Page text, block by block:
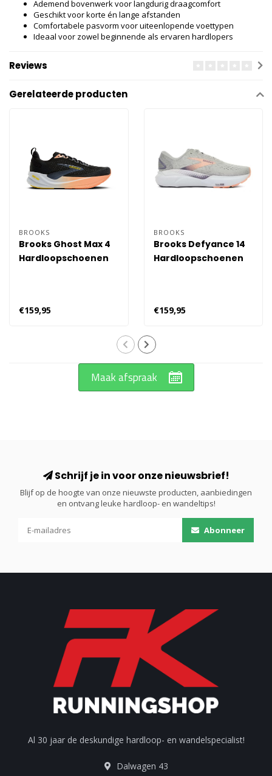
Ademend bovenwerk voor langdurig draagcomfort
Geschikt voor korte én lange afstanden
Comfortabele pasvorm voor uiteenlopende voettypen
Ideaal voor zowel beginnende als ervaren hardlopers
Reviews
Gerelateerde producten
BROOKS
Brooks Ghost Max 4
Hardloopschoenen
€159,95
BROOKS
Brooks Defyance 14
Hardloopschoenen
€159,95
Maak afspraak
Schrijf je in voor onze nieuwsbrief!
Blijf op de hoogte van onze nieuwste producten, aanbiedingen
en ontvang leuke hardloop- en wandeltips!
Abonneer
Al 30 jaar de deskundige hardloop- en wandelspecialist!
Dalwagen 43